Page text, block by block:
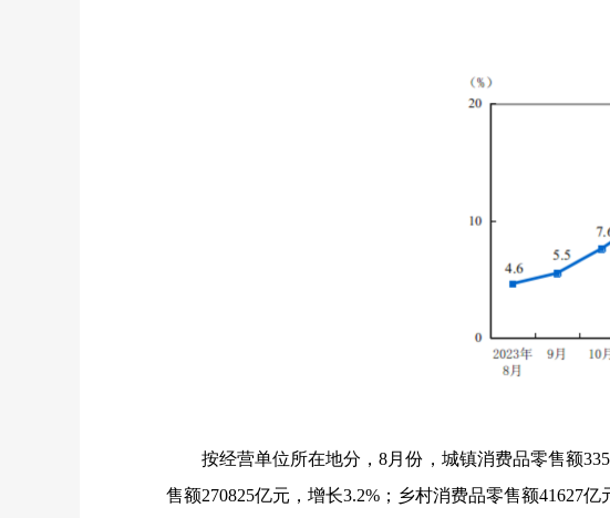
按经营单位所在地分，8月份，城镇消费品零售额
售额270825亿元，增长3.2% ；乡村消费品零售额41627亿